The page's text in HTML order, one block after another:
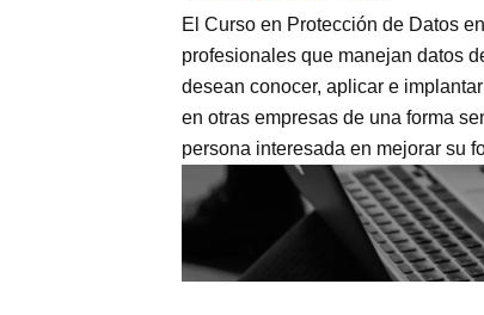
El Curso en Protección de Datos
profesionales que manejan datos
desean conocer, aplicar e
en otras empresas de una forma
persona interesada en mejorar su